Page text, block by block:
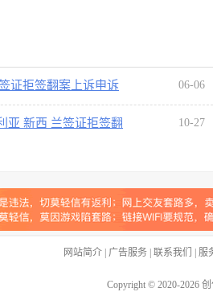
证拒签翻案上诉申诉 06-06
亚 新西 兰签证拒签翻
10-27
网站简介 | 广告服务 | 联系我们 | 服
Copyright © 2020-2026